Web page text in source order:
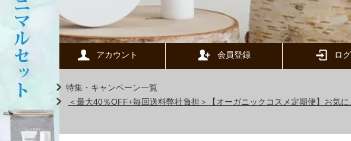
アカウント 会員登録 ロ
特集・キャンペーン一覧
＜最大40％OFF+毎回送料弊社負担＞【オーガニックコスメ定期便】お気